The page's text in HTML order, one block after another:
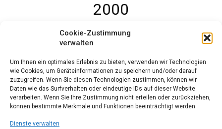
Cookie-Zustimmung
verwalten
Um Ihnen ein optimales Erlebnis zu bieten, verwenden wir Technologien
wie Cookies, um Geräteinformationen zu speichern und/oder darauf
zuzugreifen. Wenn Sie diesen Technologien zustimmen, können wir
Daten wie das Surfverhalten oder eindeutige IDs auf dieser Website
verarbeiten. Wenn Sie Ihre Zustimmung nicht erteilen oder zurückziehen,
können bestimmte Merkmale und Funktionen beeinträchtigt werden.
Dienste verwalten
2000
Abitur am Wirtschaftsgymnasium der Ludwig-Erhard-Schule in
Mitarbeiter